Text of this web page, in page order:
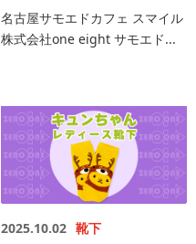
名古屋サモエドカフェ スマイル
株式会社one eight サモエド...
2025.10.02 靴下